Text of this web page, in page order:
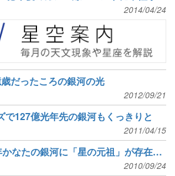
2014/04/24
だったころの銀河の光
2012/09/21
で127億光年先の銀河もくっきりと
2011/04/15
131億光年かなたの銀河に「星の元祖」が存在か 宇宙史完成は間近
2010/09/24